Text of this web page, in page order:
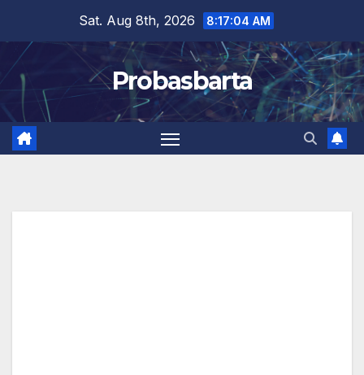
content
Sat. Aug 8th, 2026 8:17:04 AM
Probasbarta